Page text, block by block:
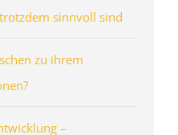
sinnvoll sind
zu ihrem
–